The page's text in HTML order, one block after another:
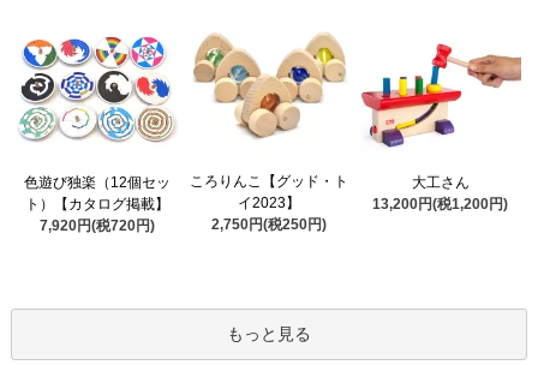
色遊び独楽（12個セッ
ト）【カタログ掲載】
7,920円(税720円)
ころりんこ【グッド・ト
イ2023】
2,750円(税250円)
大工さん
13,200円(税1,200円)
もっと見る